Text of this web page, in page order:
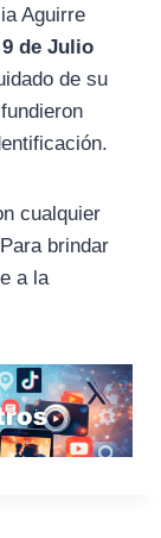
Aguirre
de Julio
de su
cualquier
brindar
a la